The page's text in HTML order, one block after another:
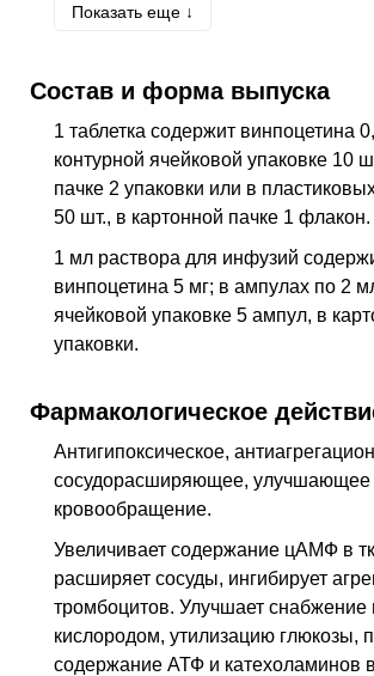
H34.0Преходящая ретинальная
H34.8Другие ретинальные
H35.3
Дегенерация макулы и
H40Глаукома
H81Нарушения вестибулярной
Болезнь Меньера
Другие болезни внутреннего уха
H91Другая потеря слуха
I63Инфаркт мозга
I67.9Цереброваскулярная болезнь
I69 Последствия
Менопаузное и
состояние у женщин
R47.0Дисфазия и афазия
R51
Головная боль
T90.5Последствия
Показать еще ↓
Состав и форма выпуска
1 таблетка содержит винпоцетина
контурной ячейковой упаковке 10
пачке 2 упаковки или в
50 шт., в картонной пачке 1 флакон.
1 мл раствора для инфузий
винпоцетина 5 мг; в ампулах по 2
ячейковой упаковке 5 ампул, в
упаковки.
Фармакологическое
Антигипоксическое,
сосудорасширяющее, улучшающее
кровообращение.
Увеличивает содержание цАМФ в
расширяет сосуды, ингибирует
тромбоцитов. Улучшает снабжение
кислородом, утилизацию глюкозы,
содержание АТФ и катехоламинов